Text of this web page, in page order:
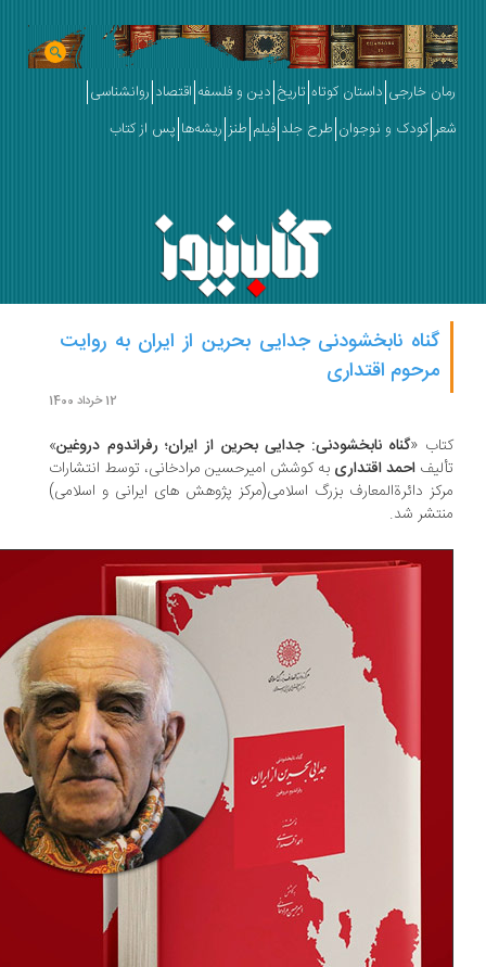
خارجی داستان کوتاه تاریخ دین و فلسفه اقتصاد روانشناسی
کودک و نوجوان طرح جلد فیلم طنز ریشه‌ها پس از کتاب
گناه‌ نابخشودنی جدایی بحرین از ایران به روایت
مرحوم اقتداری
«گناه‌ نابخشودنی: جدایی بحرین از ایران؛ رفراندوم دروغین»
احمد اقتداریبه کوشش امیرحسین مرادخانی، توسط انتشارات
دائرةالمعارف بزرگ اسلامی(مرکز پژوهش های ایرانی و اسلامی)
شد.